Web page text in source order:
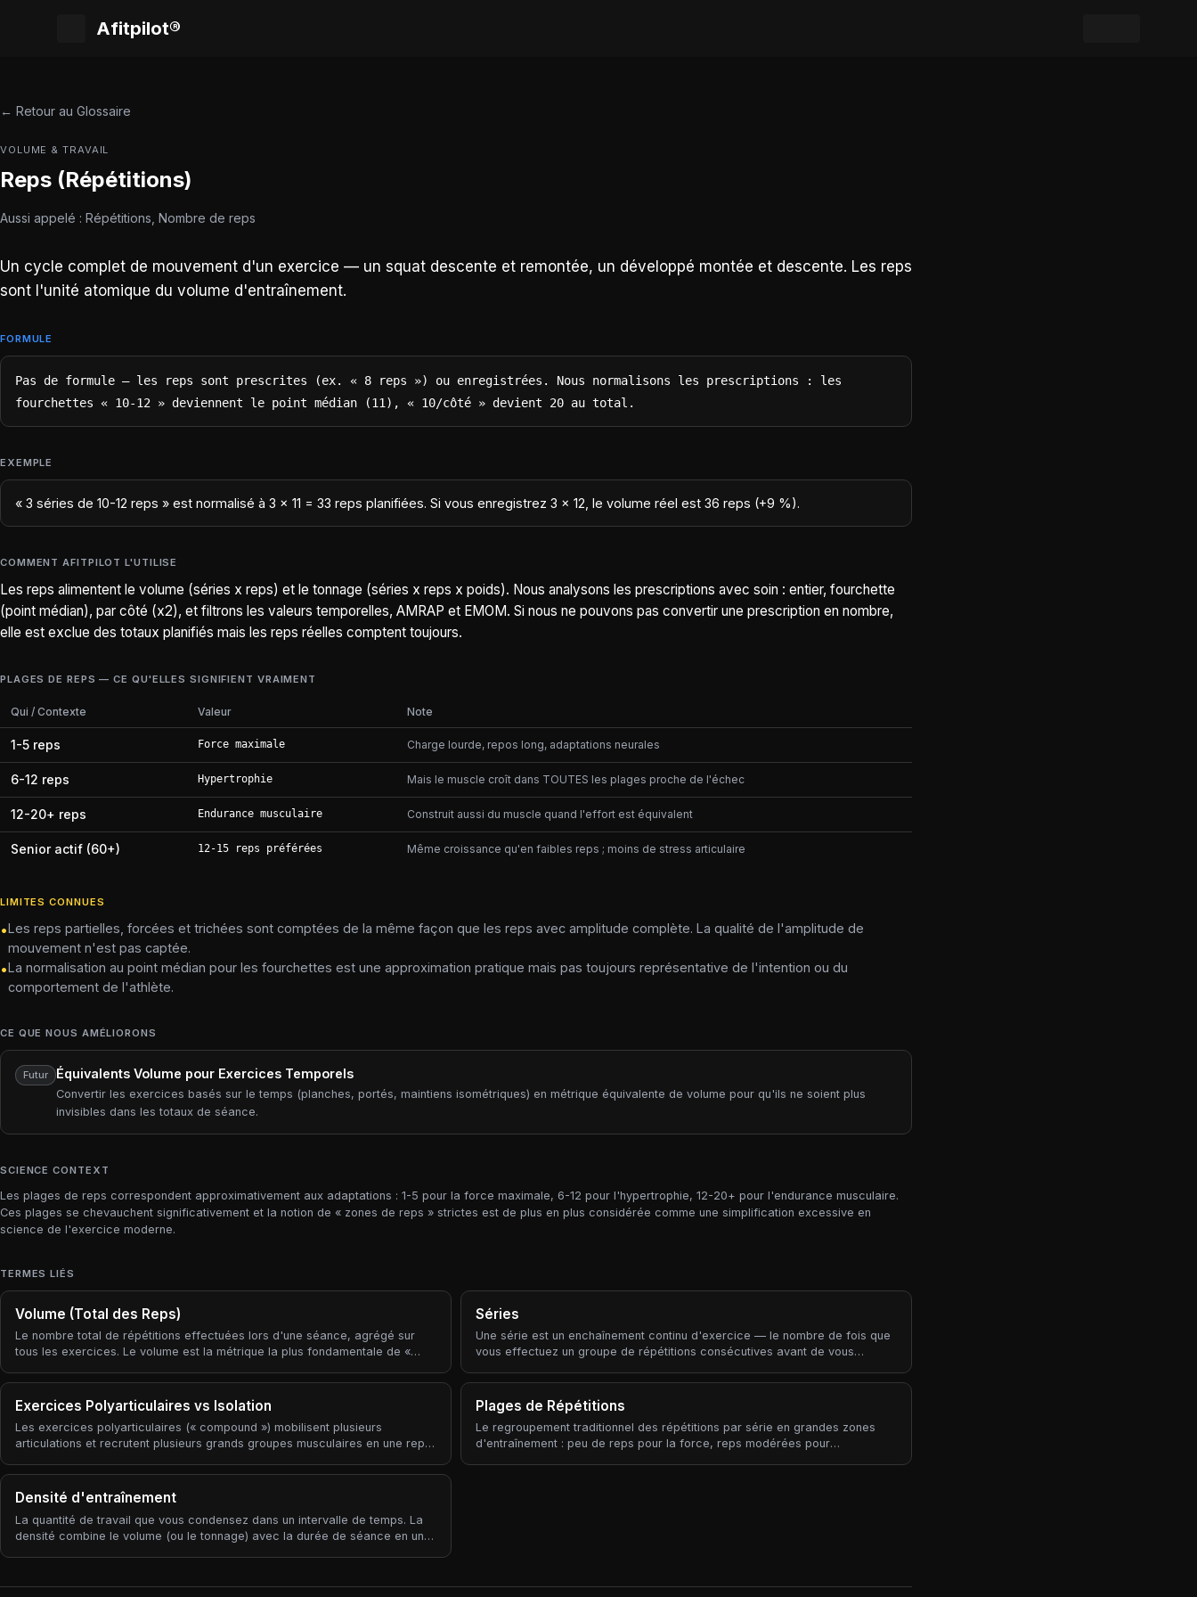
Afitpilot®
← Retour au Glossaire
VOLUME & TRAVAIL
Reps (Répétitions)
Aussi appelé : Répétitions, Nombre de reps
Un cycle complet de mouvement d'un exercice — un squat descente et remontée, un développé montée et descente. Les reps
sont l'unité atomique du volume d'entraînement.
FORMULE
Pas de formule — les reps sont prescrites (ex. « 8 reps ») ou enregistrées. Nous normalisons les prescriptions : les
fourchettes « 10-12 » deviennent le point médian (11), « 10/côté » devient 20 au total.
EXEMPLE
« 3 séries de 10-12 reps » est normalisé à 3 x 11 = 33 reps planifiées. Si vous enregistrez 3 x 12, le volume réel est 36 reps (+9 %).
COMMENT AFITPILOT L'UTILISE
Les reps alimentent le volume (séries x reps) et le tonnage (séries x reps x poids). Nous analysons les prescriptions avec soin : entier, fourchette
(point médian), par côté (x2), et filtrons les valeurs temporelles, AMRAP et EMOM. Si nous ne pouvons pas convertir une prescription en nombre,
elle est exclue des totaux planifiés mais les reps réelles comptent toujours.
PLAGES DE REPS — CE QU'ELLES SIGNIFIENT VRAIMENT
Qui / Contexte Valeur Note
1-5 reps Force maximale Charge lourde, repos long, adaptations neurales
6-12 reps Hypertrophie Mais le muscle croît dans TOUTES les plages proche de l'échec
12-20+ reps Endurance musculaire Construit aussi du muscle quand l'effort est équivalent
Senior actif (60+) 12-15 reps préférées Même croissance qu'en faibles reps ; moins de stress articulaire
LIMITES CONNUES
•Les reps partielles, forcées et trichées sont comptées de la même façon que les reps avec amplitude complète. La qualité de l'amplitude de
mouvement n'est pas captée.
•La normalisation au point médian pour les fourchettes est une approximation pratique mais pas toujours représentative de l'intention ou du
comportement de l'athlète.
CE QUE NOUS AMÉLIORONS
Futur Équivalents Volume pour Exercices Temporels
Convertir les exercices basés sur le temps (planches, portés, maintiens isométriques) en métrique équivalente de volume pour qu'ils ne soient plus
invisibles dans les totaux de séance.
SCIENCE CONTEXT
Les plages de reps correspondent approximativement aux adaptations : 1-5 pour la force maximale, 6-12 pour l'hypertrophie, 12-20+ pour l'endurance musculaire.
Ces plages se chevauchent significativement et la notion de « zones de reps » strictes est de plus en plus considérée comme une simplification excessive en
science de l'exercice moderne.
TERMES LIÉS
Volume (Total des Reps)
Le nombre total de répétitions effectuées lors d'une séance, agrégé sur
tous les exercices. Le volume est la métrique la plus fondamentale de «
Séries
Une série est un enchaînement continu d'exercice — le nombre de fois que
vous effectuez un groupe de répétitions consécutives avant de vous
d'entraînement.
Exercices Polyarticulaires vs Isolation
Les exercices polyarticulaires (« compound ») mobilisent plusieurs
articulations et recrutent plusieurs grands groupes musculaires en une rep
Les exercices d'isolation mobilisent essentiellement une articulation et
ciblent un seul groupe musculaire (curl, leg extension, élévation latérale,
petit nombre de mouvements polyarticulaires qui portent l'essentiel du
stimulus, complétés par du travail d'isolation pour corriger des faiblesses
ou cibler directement un muscle.
Plages de Répétitions
Le regroupement traditionnel des répétitions par série en grandes zones
d'entraînement : peu de reps pour la force, reps modérées pour
Densité d'entraînement
La quantité de travail que vous condensez dans un intervalle de temps. La
densité combine le volume (ou le tonnage) avec la durée de séance en un
repos qui s'allongent.